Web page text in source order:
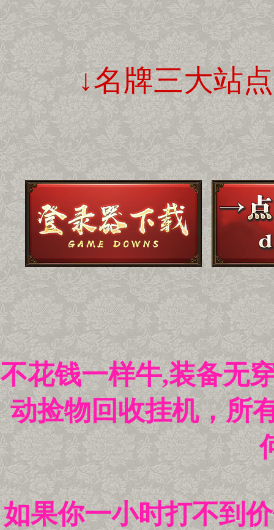
↓名牌三大站
不花钱一样牛,装备无
动捡物回收挂机，所
如果你一小时打不到